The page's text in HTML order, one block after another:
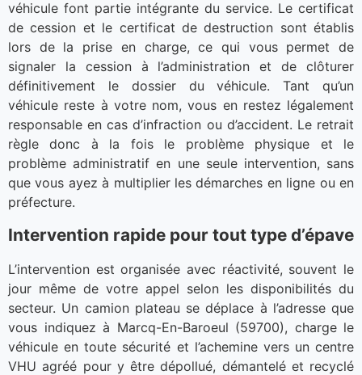
véhicule font partie intégrante du service. Le certificat
de cession et le certificat de destruction sont établis
lors de la prise en charge, ce qui vous permet de
signaler la cession à l’administration et de clôturer
définitivement le dossier du véhicule. Tant qu’un
véhicule reste à votre nom, vous en restez légalement
responsable en cas d’infraction ou d’accident. Le retrait
règle donc à la fois le problème physique et le
problème administratif en une seule intervention, sans
que vous ayez à multiplier les démarches en ligne ou en
préfecture.
Intervention rapide pour tout type d’épave
L’intervention est organisée avec réactivité, souvent le
jour même de votre appel selon les disponibilités du
secteur. Un camion plateau se déplace à l’adresse que
vous indiquez à Marcq-En-Baroeul (59700), charge le
véhicule en toute sécurité et l’achemine vers un centre
VHU agréé pour y être dépollué, démantelé et recyclé